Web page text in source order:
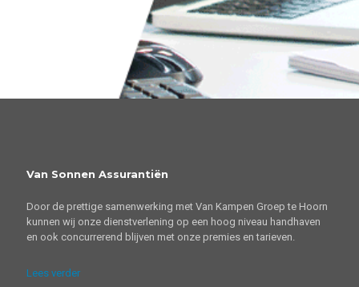
Van Sonnen Assurantiën
Door de prettige samenwerking met Van Kampen Groep te Hoorn
kunnen wij onze dienstverlening op een hoog niveau handhaven
en ook concurrerend blijven met onze premies en tarieven.
Lees verder